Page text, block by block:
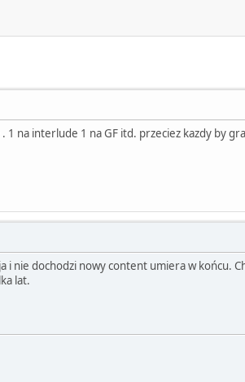
na interlude 1 na GF itd. przeciez kazdy by
dochodzi nowy content umiera w końcu.
lat.